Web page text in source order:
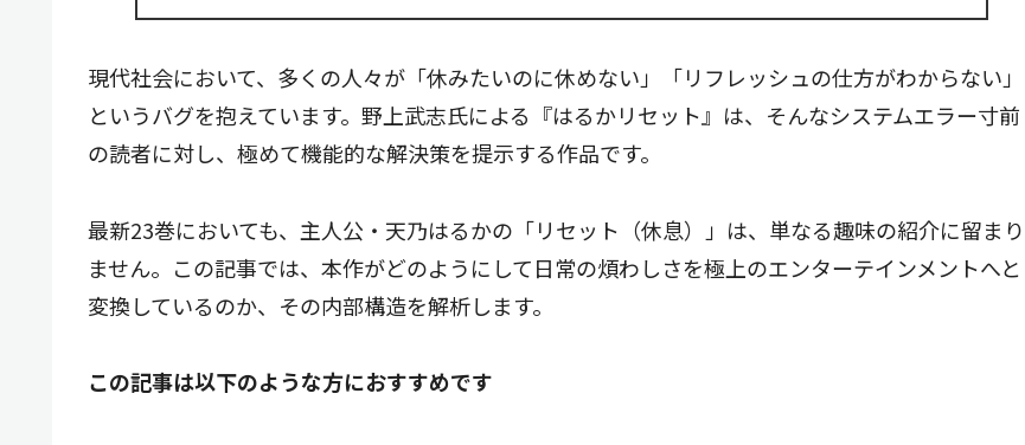
現代社会において、多くの人々が「休みたいのに休めない」「リフレッシュの仕方がわからない」
というバグを抱えています。野上武志氏による『はるかリセット』は、そんなシステムエラー寸前
の読者に対し、極めて機能的な解決策を提示する作品です。
最新23巻においても、主人公・天乃はるかの「リセット（休息）」は、単なる趣味の紹介に留まり
ません。この記事では、本作がどのようにして日常の煩わしさを極上のエンターテインメントへと
変換しているのか、その内部構造を解析します。
この記事は以下のような方におすすめです